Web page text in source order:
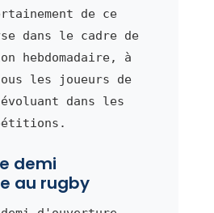
de ce
dans le cadre de
hebdomadaire, à
les joueurs de
dans les
demi
au rugby